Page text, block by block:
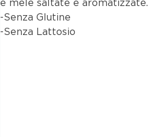
e mele saltate e aromatizzate.
-Senza Glutine
-Senza Lattosio